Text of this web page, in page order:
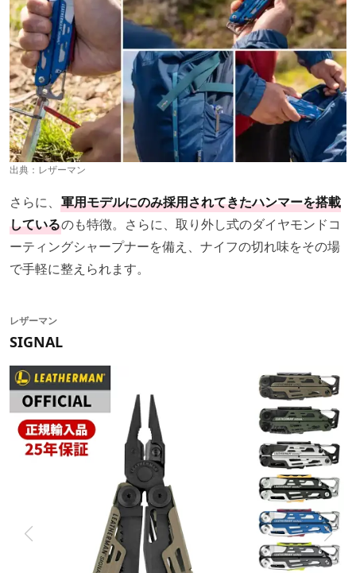
出典： レザーマン
さらに、 軍用モデルにのみ採用されてきたハンマーを搭載
しているのも特徴。さらに、取り外し式のダイヤモンドコ
ーティングシャープナーを備え、ナイフの切れ味をその場
で手軽に整えられます。
レザーマン
SIGNAL